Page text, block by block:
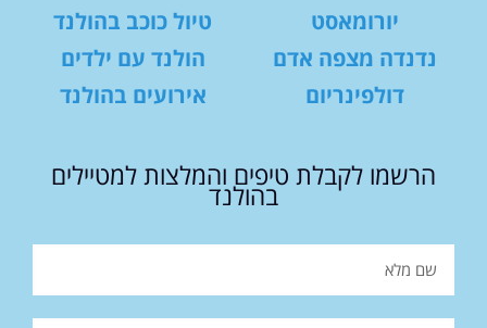
יורומאסט
נדנדה מצפה אדם
דולפינריום
טיול כוכב בהולנד
הולנד עם ילדים
אירועים בהולנד
הרשמו לקבלת טיפים והמלצות למטיילים
בהולנד